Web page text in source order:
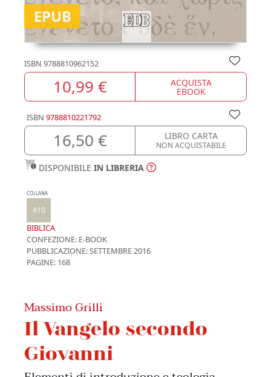
EPUB
ISBN 9788810962152
10,99 € ACQUISTA
EBOOK
ISBN 9788810221792
16,50 € LIBRO CARTA
NON ACQUISTABILE
DISPONIBILE IN LIBRERIA
COLLANA
A10
BIBLICA
CONFEZIONE: E-BOOK
PUBBLICAZIONE:SETTEMBRE 2016
PAGINE: 168
Massimo Grilli
Il Vangelo secondo
Giovanni